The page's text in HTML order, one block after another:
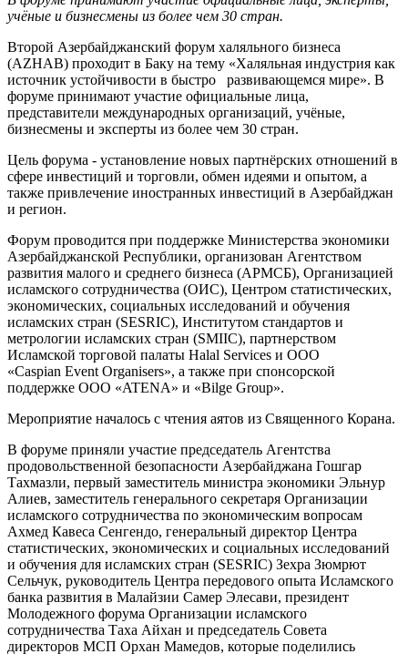
учёные и бизнесмены из более чем 30 стран.
Второй Азербайджанский форум халяльного бизнеса
(AZHAB) проходит в Баку на тему «Халяльная индустрия как
источник устойчивости в быстро развивающемся мире». В
форуме принимают участие официальные лица,
представители международных организаций, учёные,
бизнесмены и эксперты из более чем 30 стран.
Цель форума - установление новых партнёрских отношений в
сфере инвестиций и торговли, обмен идеями и опытом, а
также привлечение иностранных инвестиций в Азербайджан
и регион.
Форум проводится при поддержке Министерства экономики
Азербайджанской Республики, организован Агентством
развития малого и среднего бизнеса (АРМСБ), Организацией
исламского сотрудничества (ОИС), Центром статистических,
экономических, социальных исследований и обучения
исламских стран (SESRIC), Институтом стандартов и
метрологии исламских стран (SMIIC), партнерством
Исламской торговой палаты Halal Services и ООО
«Caspian Event Organisers», а также при спонсорской
поддержке ООО «ATENA» и «Bilge Group».
Мероприятие началось с чтения аятов из Священного Корана.
В форуме приняли участие председатель Агентства
продовольственной безопасности Азербайджана Гошгар
Тахмазли, первый заместитель министра экономики Эльнур
Алиев, заместитель генерального секретаря Организации
исламского сотрудничества по экономическим вопросам
Ахмед Кавеса Сенгендо, генеральный директор Центра
статистических, экономических и социальных исследований
и обучения для исламских стран (SESRIC) Зехра Зюмрют
Сельчук, руководитель Центра передового опыта Исламского
банка развития в Малайзии Самер Элесави, президент
Молодежного форума Организации исламского
сотрудничества Таха Айхан и председатель Совета
директоров МСП Орхан Мамедов, которые поделились